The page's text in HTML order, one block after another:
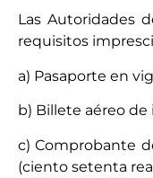
Las Autoridades
requisitos
a) Pasaporte en
b) Billete aéreo de
c) Comprobante
(ciento setenta